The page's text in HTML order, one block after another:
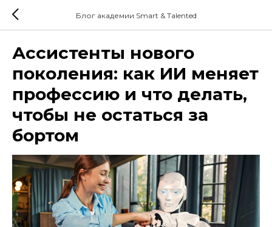
Блог академии Smart & Talented
Ассистенты нового
поколения: как ИИ меняет
профессию и что делать,
чтобы не остаться за
бортом